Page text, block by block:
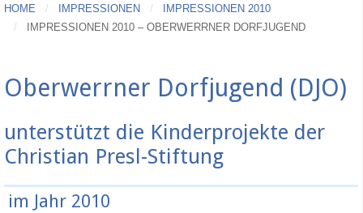
HOME IMPRESSIONEN
IMPRESSIONEN 2010
IMPRESSIONEN 2010 – OBERWERRNER DORFJUGEND
Oberwerrner Dorfjugend (DJO)
unterstützt die Kinderprojekte der
Christian Presl-Stiftung
im Jahr 2010